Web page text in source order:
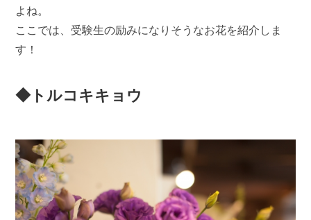
よね。
ここでは、受験生の励みになりそうなお花を紹介しま
す！
◆トルコキキョウ